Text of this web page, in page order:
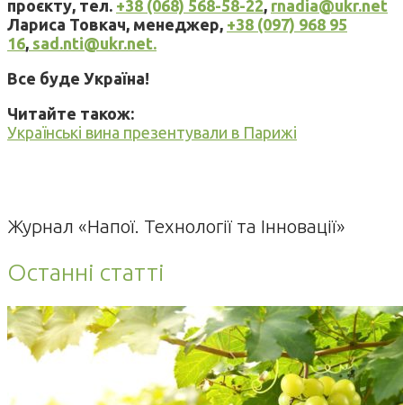
проєкту, тел. +38 (068) 568-58-22, rnadia@ukr.net
Лариса Товкач, менеджер, +38 (097) 968 95
16, sad.nti@ukr.net.
Все буде Україна!
Читайте також:
Українські вина презентували в Парижі
Журнал «Напої. Технології та Інновації»
Останні статті